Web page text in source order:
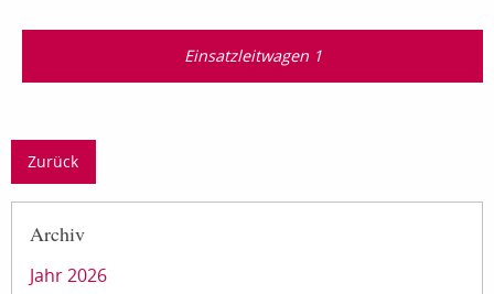
Einsatzleitwagen 1
Zurück
Archiv
Jahr 2026